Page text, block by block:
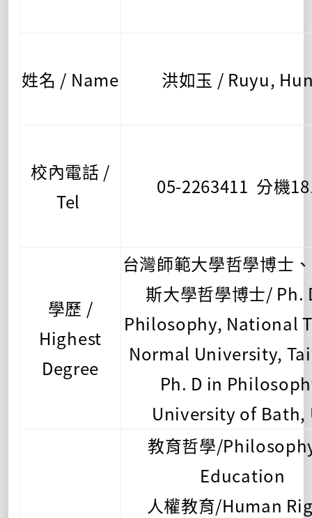
姓名 / Name 洪如玉 / Ruyu,
校內電話 /
Tel
05-2263411 分機
學歷 /
Highest
Degree
台灣師範大學哲學博士
斯大學哲學博士/ Ph.
Philosophy, National
Normal University,
Ph. D in
University of Bath,
教育哲學/
Education
人權教育/Human